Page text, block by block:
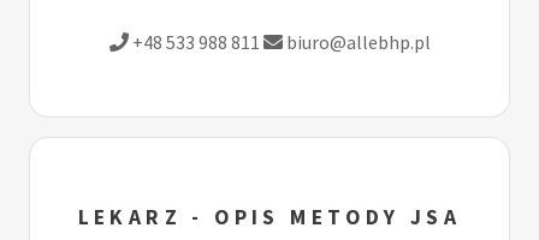
+48 533 988 811 biuro@allebhp.pl
LEKARZ - OPIS METODY JSA